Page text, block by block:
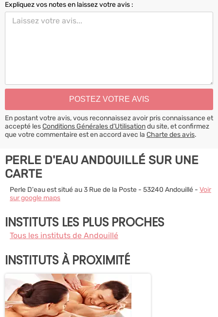
Expliquez vos notes en laissez votre avis :
En postant votre avis, vous reconnaissez avoir pris connaissance et
accepté lesConditions Générales d’Utilisationdu site, et confirmez
que votre commentaire est en accord avec la Charte des avis.
PERLE D'EAU ANDOUILLÉ SUR UNE
CARTE
Perle D'eau est situé au 3 Rue de la Poste - 53240 Andouillé - Voir
sur google maps
INSTITUTS LES PLUS PROCHES
Tous les instituts de Andouillé
INSTITUTS À PROXIMITÉ